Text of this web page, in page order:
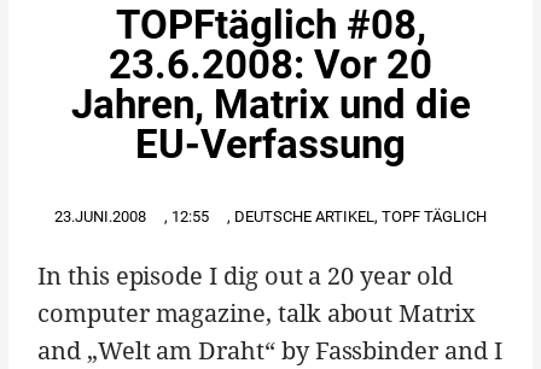
TOPFtäglich #08,
23.6.2008: Vor 20
Jahren, Matrix und die
EU-Verfassung
23.JUNI.2008 , 12:55 , DEUTSCHE ARTIKEL, TOPF TÄGLICH
In this episode I dig out a 20 year old
computer magazine, talk about Matrix
and „Welt am Draht“ by Fassbinder and I